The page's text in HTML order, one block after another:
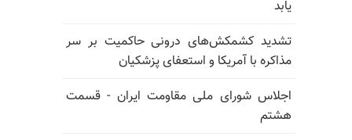
یابد
تشدید کشمکش‌های درونی حاکمیت بر سر
مذاکره با آمریکا و استعفای پزشکیان
اجلاس شورای ملی مقاومت ایران - قسمت
هشتم